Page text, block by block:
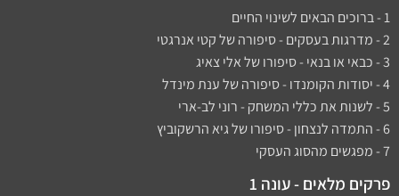
1 - ברוכים הבאים לשינוי החיים
2 - מדרגות בעסקים - סיפורה של קטי אנרגטי
3 - כבאי או בנאי - סיפורו של אלי צאיג
4 - יסודות הקומנדו - סיפורה של ענת מינדל
5 - לשנות את כללי המשחק - רוני לב-ארי
6 - התמדה לנצחון - סיפורו של גיא הרשקוביץ
7 - מפגשים מהסוג העסקי
פרקים מלאים - עונה 1